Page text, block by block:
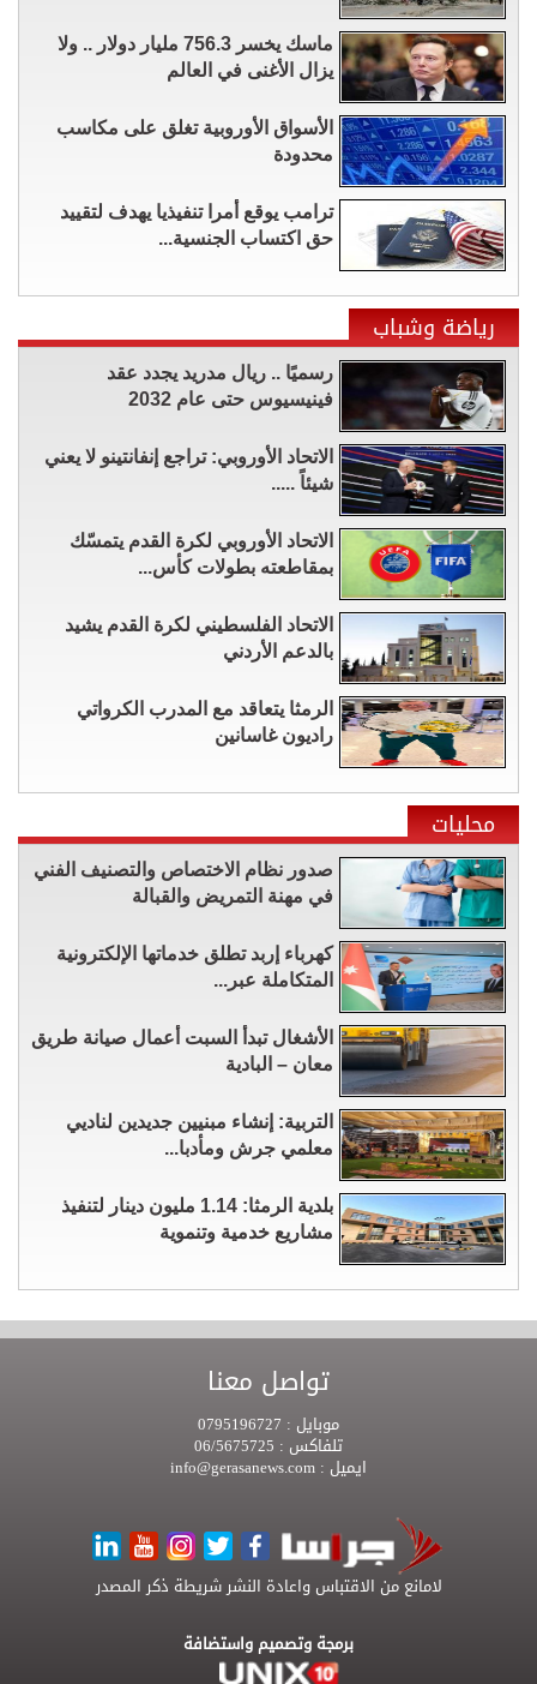
ماسك يخسر 756.3 مليار دولار .. ولا
يزال الأغنى في العالم
الأسواق الأوروبية تغلق على مكاسب
محدودة
ترامب يوقع أمرا تنفيذيا يهدف لتقييد
حق اكتساب الجنسية...
رياضة وشباب
رسميًا .. ريال مدريد يجدد عقد
فينيسيوس حتى عام 2032
الاتحاد الأوروبي: تراجع إنفانتينو لا يعني
شيئاً .....
الاتحاد الأوروبي لكرة القدم يتمسّك
بمقاطعته بطولات كأس...
الاتحاد الفلسطيني لكرة القدم يشيد
بالدعم الأردني
الرمثا يتعاقد مع المدرب الكرواتي
راديون غاسانين
محليات
صدور نظام الاختصاص والتصنيف الفني
في مهنة التمريض والقبالة
كهرباء إربد تطلق خدماتها الإلكترونية
المتكاملة عبر...
الأشغال تبدأ السبت أعمال صيانة طريق
معان – البادية
التربية: إنشاء مبنيين جديدين لناديي
معلمي جرش ومأدبا...
بلدية الرمثا: 1.14 مليون دينار لتنفيذ
مشاريع خدمية وتنموية
تواصل معنا
موبايل :
تلفاكس :
ايميل :
لامانع من الاقتباس واعادة النشر شريطة ذكر المصدر
برمجة وتصميم واستضافة